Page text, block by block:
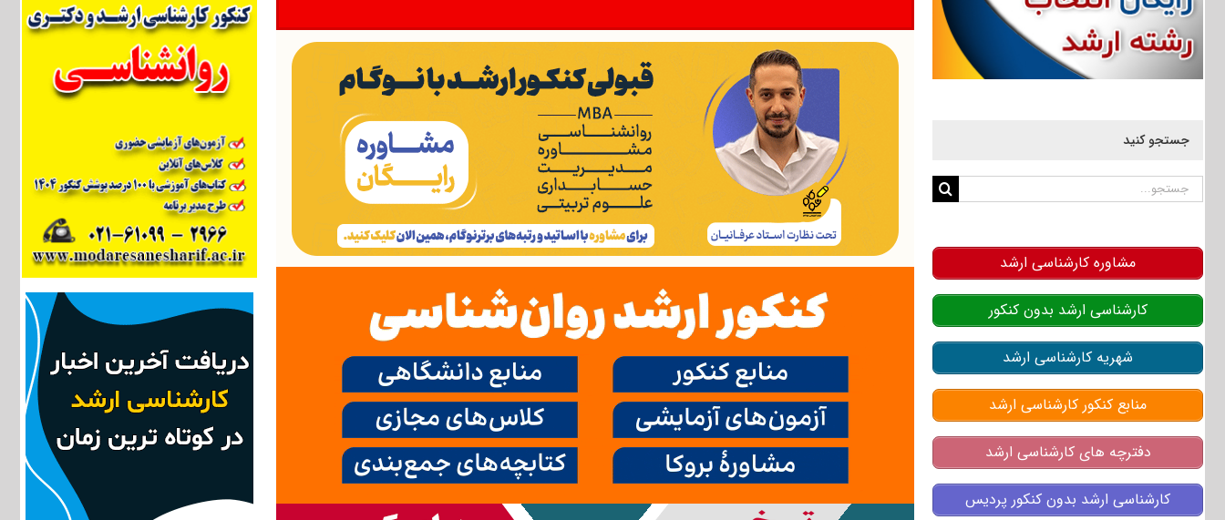
جستجو کنید
جستجو
مشاوره کارشناسی ارشد
کارشناسی ارشد بدون کنکور
شهریه کارشناسی ارشد
منابع کنکور کارشناسی ارشد
دفترچه های کارشناسی ارشد
کارشناسی ارشد بدون کنکور پردیس